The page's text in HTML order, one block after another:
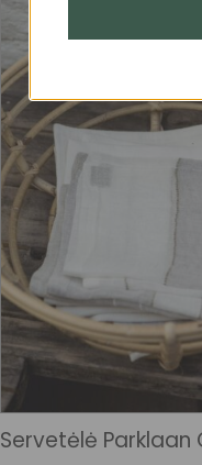
Servetėlė Parklaan